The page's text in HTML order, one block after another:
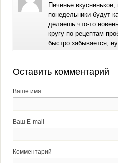
Печенье
понедельники будут
делаешь что-то
кругу по рецептам
быстро забывается,
Оставить комментарий
Ваше имя
Ваш E-mail
Комментарий